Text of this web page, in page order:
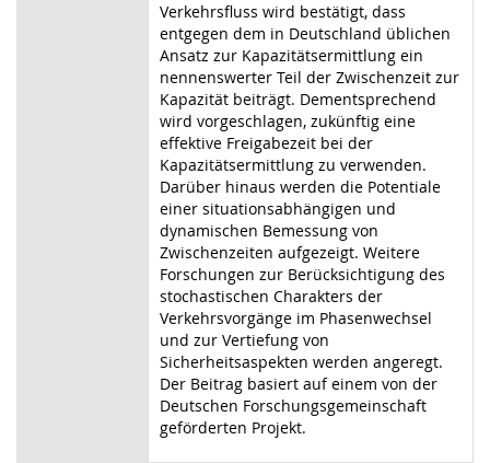
Verkehrsfluss wird bestätigt, dass
entgegen dem in Deutschland üblichen
Ansatz zur Kapazitätsermittlung ein
nennenswerter Teil der Zwischenzeit zur
Kapazität beiträgt. Dementsprechend
wird vorgeschlagen, zukünftig eine
effektive Freigabezeit bei der
Kapazitätsermittlung zu verwenden.
Darüber hinaus werden die Potentiale
einer situationsabhängigen und
dynamischen Bemessung von
Zwischenzeiten aufgezeigt. Weitere
Forschungen zur Berücksichtigung des
stochastischen Charakters der
Verkehrsvorgänge im Phasenwechsel
und zur Vertiefung von
Sicherheitsaspekten werden angeregt.
Der Beitrag basiert auf einem von der
Deutschen Forschungsgemeinschaft
geförderten Projekt.